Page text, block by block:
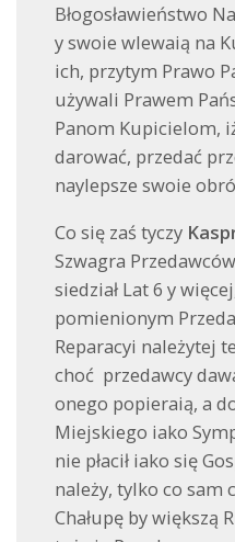
Błogosławieństwo
y swoie wlewaią na
ich, przytym Prawo
używali Prawem
Panom Kupicielom,
darować, przedać
naylepsze swoie
Co się zaś tyczy
Szwagra
siedział Lat 6 y
pomienionym
Reparacyi należytej
choć przedawcy
onego popieraią, a
Miejskiego iako
nie płacił iako się
należy, tylko co sam
Chałupę by większą